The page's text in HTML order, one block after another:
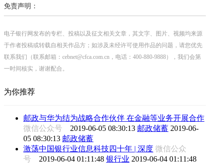
免责声明：
电子银行网发布的专栏、投稿以及征文相关文章，其文字、图片、视频均来源
于作者投稿或转载自相关作品方；如涉及未经许可使用作品的问题，请您优先
联系我们（联系邮箱：cebnet@cfca.com.cn，电话：400-880-9888），我们会第
一时间核实，谢谢配合。
为你推荐
邮政与华为结为战略合作伙伴 在金融等业务开展合作
微信公众号 2019-06-05 08:30:13 邮政储蓄 2019-06-
05 08:30:13 邮政储蓄
激荡中国银行业信息科技四十年 | 深度 微信公众
号 2019-06-04 01:11:48 银行业 2019-06-04 01:11:48